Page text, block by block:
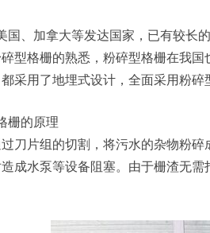
、加拿大等发达国家，已有较长
型格栅的熟悉，粉碎型格栅在我
采用了地埋式设计，全面采用粉碎
的原理
刀片组的切割，将污水的杂物粉
成水泵等设备阻塞。由于栅渣无